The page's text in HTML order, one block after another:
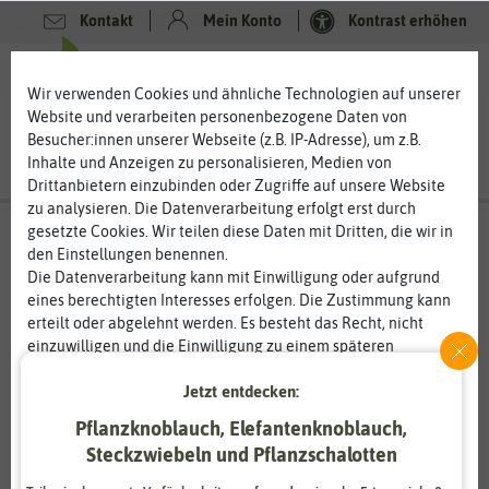
Kontakt Mein Konto Kontrast erhöhen
Wir verwenden Cookies und ähnliche Technologien auf unserer
Website und verarbeiten personenbezogene Daten von
Besucher:innen unserer Webseite (z.B. IP-Adresse), um z.B.
Inhalte und Anzeigen zu personalisieren, Medien von
Drittanbietern einzubinden oder Zugriffe auf unsere Website
zu analysieren. Die Datenverarbeitung erfolgt erst durch
gesetzte Cookies. Wir teilen diese Daten mit Dritten, die wir in
den Einstellungen benennen.
Die Datenverarbeitung kann mit Einwilligung oder aufgrund
eines berechtigten Interesses erfolgen. Die Zustimmung kann
erteilt oder abgelehnt werden. Es besteht das Recht, nicht
einzuwilligen und die Einwilligung zu einem späteren
Informationen zur Verwendung personenbezogener Daten und
Jetzt entdecken:
Pflanzknoblauch, Elefantenknoblauch,
Steckzwiebeln und Pflanzschalotten